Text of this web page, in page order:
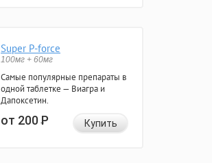
Super P-force
100мг + 60мг
Самые популярные препараты в
одной таблетке — Виагра и
Дапоксетин.
от 200Р Купить